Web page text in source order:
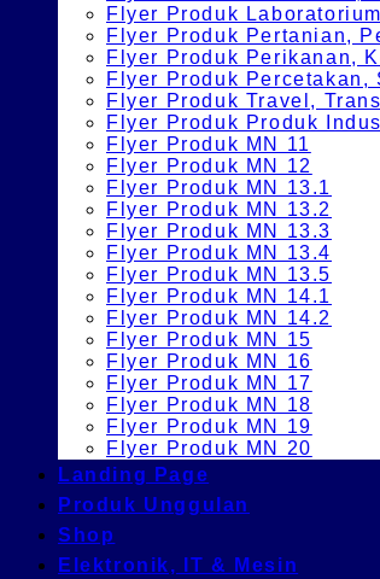
Flyer Produk
Flyer Produk Pertanian,
Flyer Produk Perikanan,
Flyer Produk Percetakan,
Flyer Produk Travel,
Flyer Produk Produk
Flyer Produk MN 11
Flyer Produk MN 12
Flyer Produk MN 13.1
Flyer Produk MN 13.2
Flyer Produk MN 13.3
Flyer Produk MN 13.4
Flyer Produk MN 13.5
Flyer Produk MN 14.1
Flyer Produk MN 14.2
Flyer Produk MN 15
Flyer Produk MN 16
Flyer Produk MN 17
Flyer Produk MN 18
Flyer Produk MN 19
Flyer Produk MN 20
Landing Page
Produk Unggulan
Shop
Elektronik, IT & Mesin